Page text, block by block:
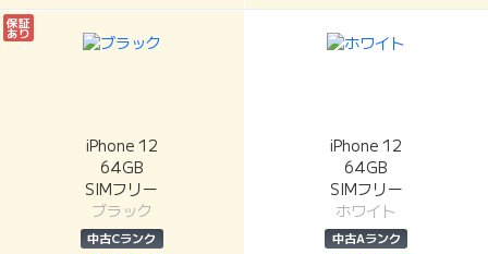
保証
あり
iPhone 12
64GB
SIMフリー
ブラック
中古Cランク
iPhone 12
64GB
SIMフリー
ホワイト
中古Aランク